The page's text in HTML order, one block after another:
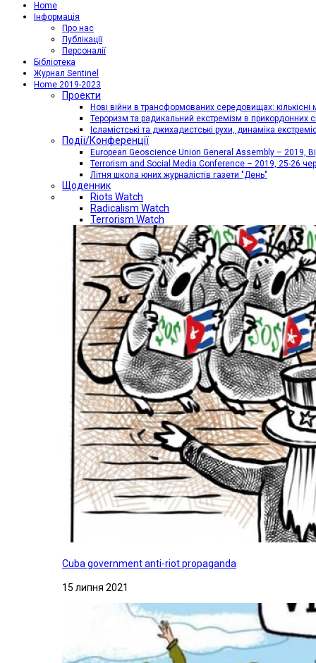
Home
Iнформація
Про нас
Публікації
Персоналії
Бібліотека
Журнал Sentinel
Home 2019-2023
Проекти
Нові війни в трансформованих середовищах: кількісні
Тероризм та радикальний екстремізм в прикордонних
Ісламістські та джихадистські рухи, динаміка
Події/Конференції
European Geoscience Union General Assembly – 2019,
Terrorism and Social Media Conference – 2019, 25-26
Літня школа юних журналістів газети "День"
Щоденник
Riots Watch
Radicalism Watch
Terrorism Watch
Cuba government anti-riot propaganda
15 липня 2021